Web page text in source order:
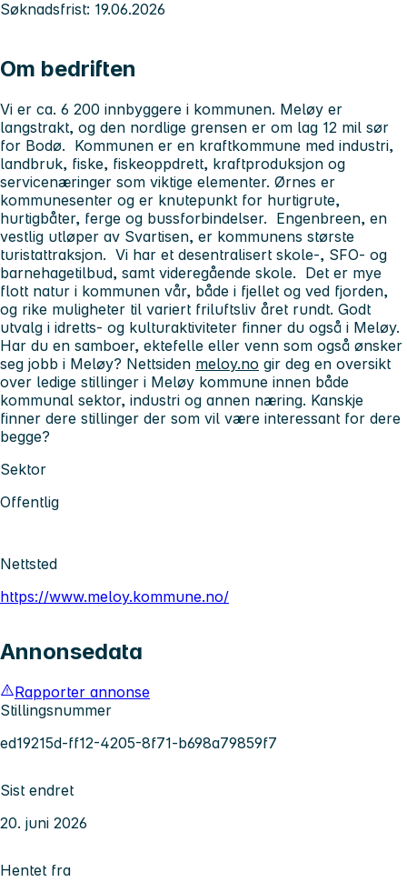
Søknadsfrist: 19.06.2026
Om bedriften
Vi er ca. 6 200 innbyggere i kommunen. Meløy er
langstrakt, og den nordlige grensen er om lag 12 mil sør
for Bodø. Kommunen er en kraftkommune med industri,
landbruk, fiske, fiskeoppdrett, kraftproduksjon og
servicenæringer som viktige elementer. Ørnes er
kommunesenter og er knutepunkt for hurtigrute,
hurtigbåter, ferge og bussforbindelser. Engenbreen, en
vestlig utløper av Svartisen, er kommunens største
turistattraksjon. Vi har et desentralisert skole-, SFO- og
barnehagetilbud, samt videregående skole. Det er mye
flott natur i kommunen vår, både i fjellet og ved fjorden,
og rike muligheter til variert friluftsliv året rundt. Godt
utvalg i idretts- og kulturaktiviteter finner du også i Meløy.
Har du en samboer, ektefelle eller venn som også ønsker
seg jobb i Meløy? Nettsiden meloy.no gir deg en oversikt
over ledige stillinger i Meløy kommune innen både
kommunal sektor, industri og annen næring. Kanskje
finner dere stillinger der som vil være interessant for dere
begge?
Sektor
Offentlig
Nettsted
https://www.meloy.kommune.no/
Annonsedata
Rapporter annonse
Stillingsnummer
ed19215d-ff12-4205-8f71-b698a79859f7
Sist endret
20. juni 2026
Hentet fra